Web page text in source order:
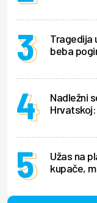
Tragedija
beba
Nadležni
Užas na
kupače,